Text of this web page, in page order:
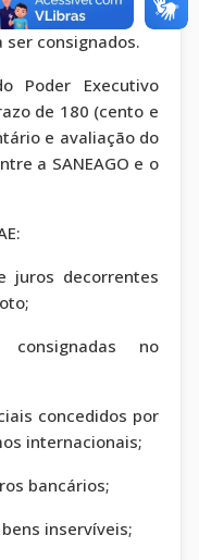
consignados.
Poder Executivo
de 180 (cento e
e avaliação do
a SANEAGO e o
juros decorrentes
no
concedidos por
internacionais;
bancários;
inservíveis;